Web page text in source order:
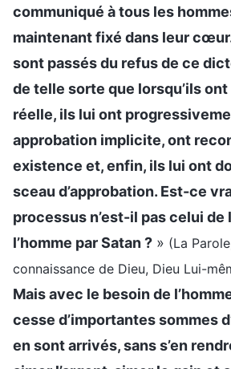
communiqué à tous les
maintenant fixé dans leur
sont passés du refus de ce
de telle sorte que lorsqu’ils
réelle, ils lui ont
approbation implicite, ont
existence et, enfin, ils lui ont
sceau d’approbation. Est-ce
processus n’est-il pas celui
l’homme par Satan ? » (La
connaissance de Dieu, Dieu Lui-
Mais avec le besoin de
cesse d’importantes sommes
en sont arrivés, sans s’en